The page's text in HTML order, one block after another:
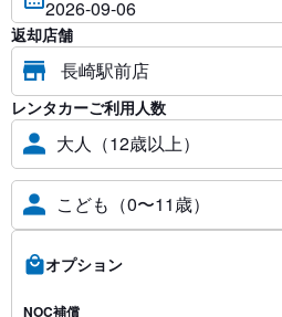
返却店舗
レンタカーご利用人数
大人（12歳以上）
こども（0〜11歳）
オプション
NOC補償